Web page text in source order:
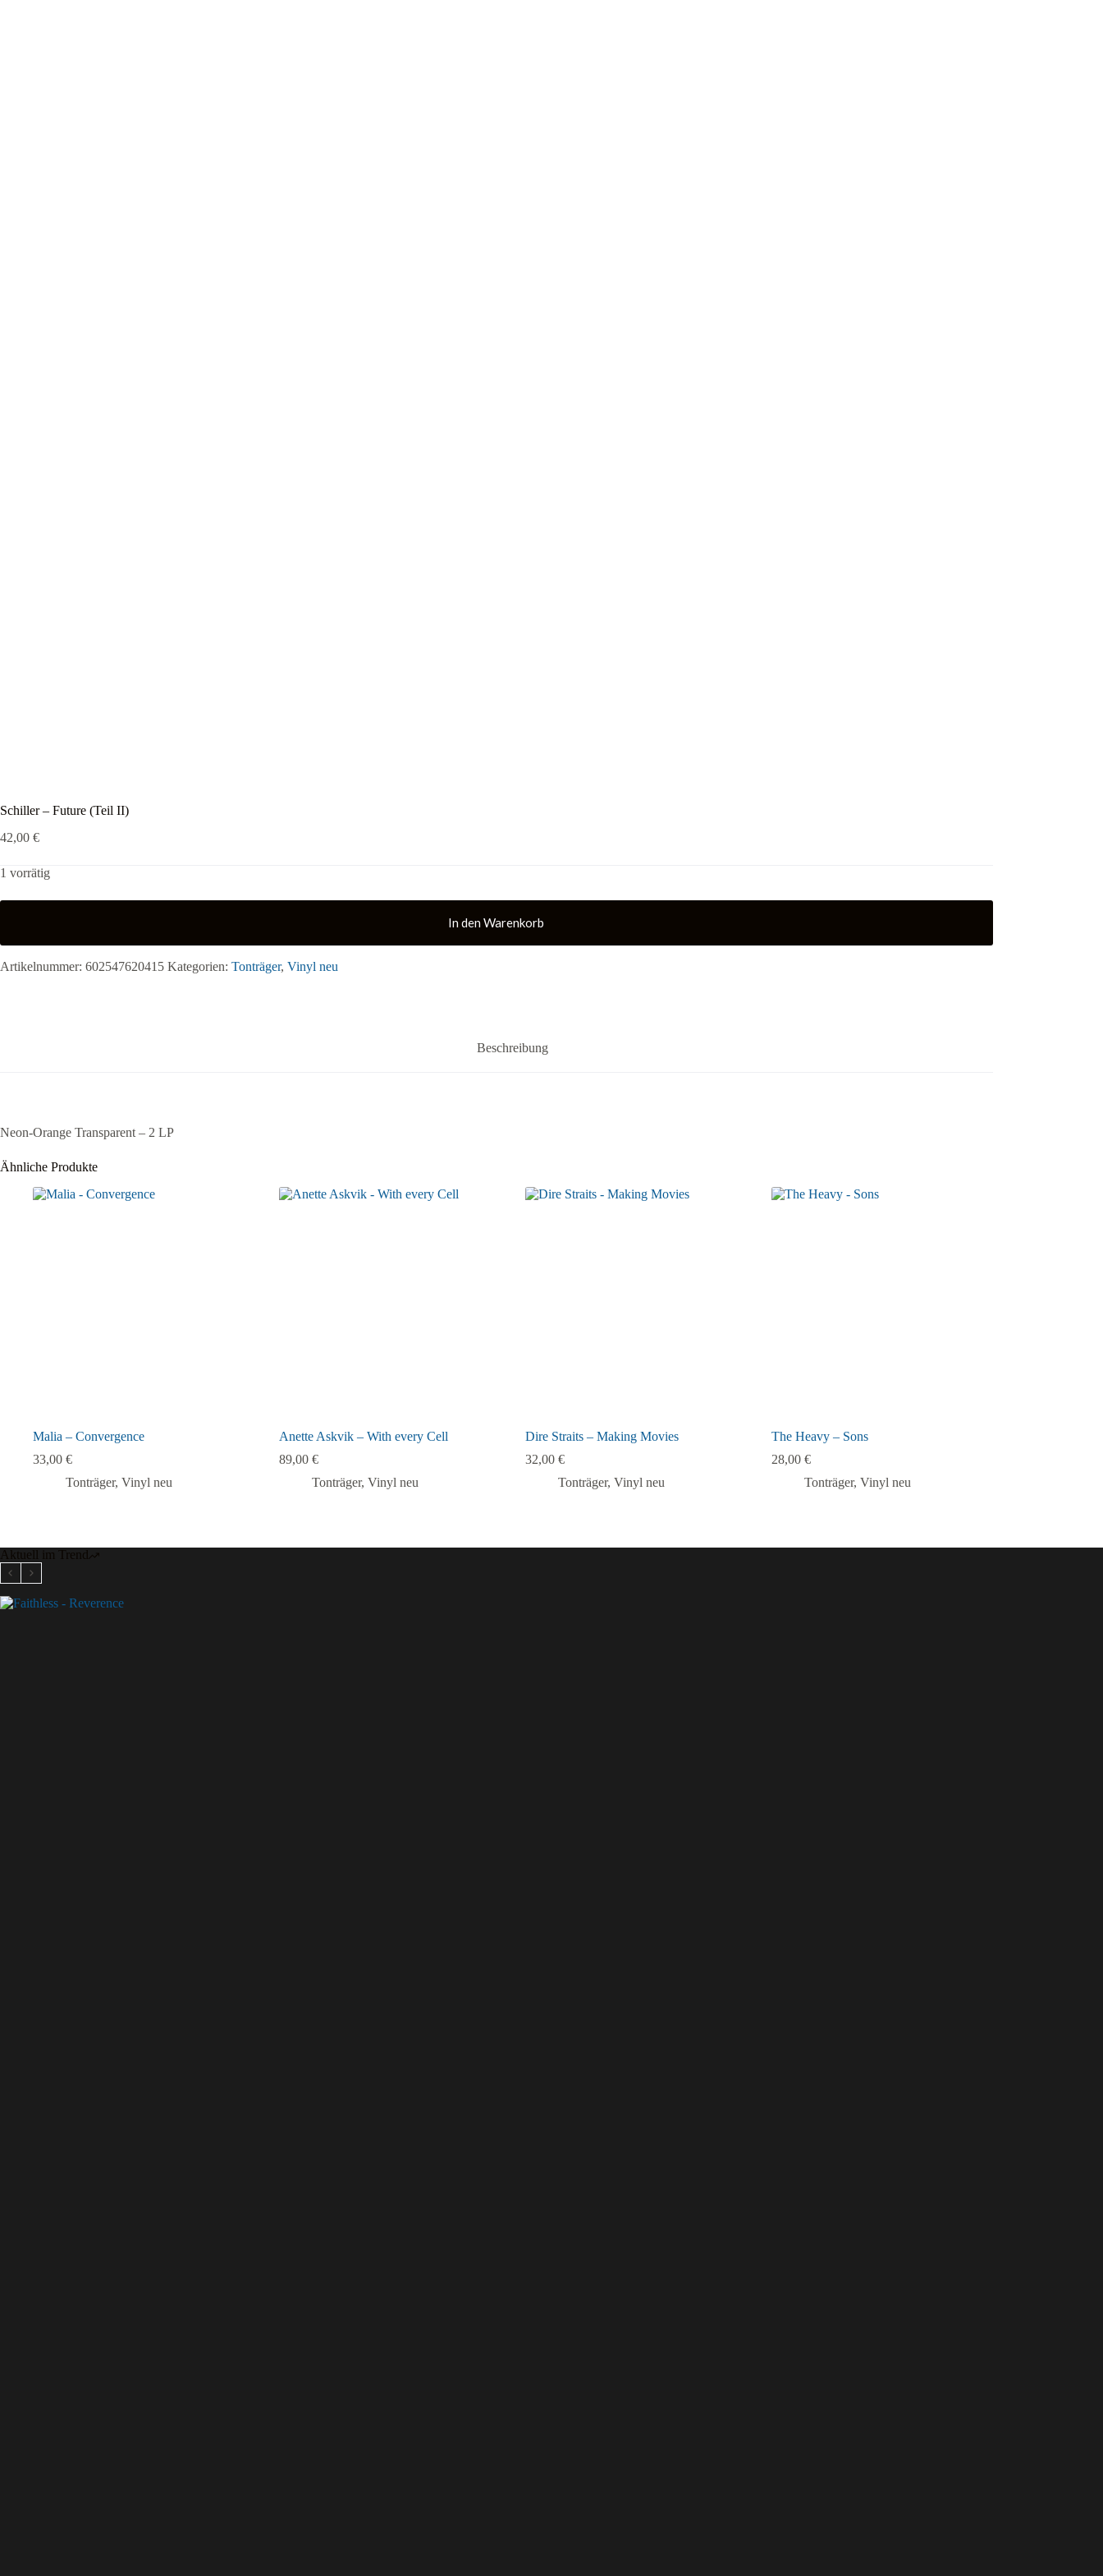
Schiller – Future (Teil II)
42,00 €
1 vorrätig
In den Warenkorb
Artikelnummer: 602547620415 Kategorien: Tonträger, Vinyl neu
Beschreibung
Neon-Orange Transparent – 2 LP
Ähnliche Produkte
Malia – Convergence
33,00 €
Tonträger, Vinyl neu
Anette Askvik – With every Cell
89,00 €
Tonträger, Vinyl neu
Dire Straits – Making Movies
32,00 €
Tonträger, Vinyl neu
The Heavy – Sons
28,00 €
Tonträger, Vinyl neu
Aktuell im Trend